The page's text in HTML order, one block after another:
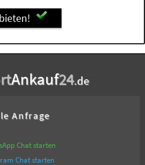
Ankauf24.de
Anfrage
Chat starten
Chat starten